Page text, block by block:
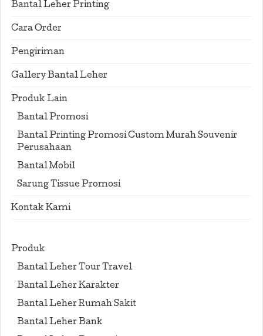
Bantal Leher Printing
Cara Order
Pengiriman
Gallery Bantal Leher
Produk Lain
Bantal Promosi
Bantal Printing Promosi Custom Murah Souvenir
Perusahaan
Bantal Mobil
Sarung Tissue Promosi
Kontak Kami
Produk
Bantal Leher Tour Travel
Bantal Leher Karakter
Bantal Leher Rumah Sakit
Bantal Leher Bank